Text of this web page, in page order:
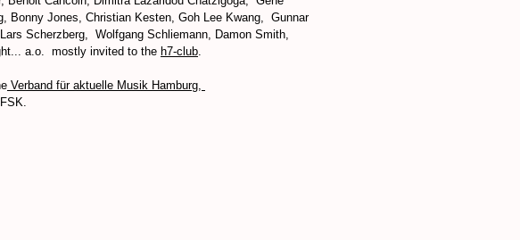
Bonny Jones, Christian Kesten, Goh Lee Kwang, Gunnar
Scherzberg, Wolfgang Schliemann, Damon Smith,
a.o. mostly invited to the h7-club.
Verband für aktuelle Musik Hamburg,